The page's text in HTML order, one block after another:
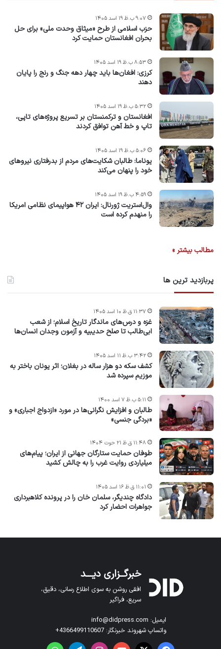
حزب اسلامی از طرح «میثاق وحدت ملی» برای حل
بحران افغانستان حمایت کرد
۹:۰۷ ب.ظ ۱۹ اسد ۱۴۰۵
کرزی: افغان‌ها باید چهار دهه جنگ و رنج را پایان
دهند
۸:۵۳ ب.ظ ۱۹ اسد ۱۴۰۵
افغانستان و ترکمنستان بر تسریع پروژه‌های تاپی،
تاپ و خط آهن توافق کردند
۵:۳۲ ب.ظ ۱۹ اسد ۱۴۰۵
یوناما: طالبان شکایت‌های مردم از بدرفتاری نیروهای
خود را پنهان می‌کند
۵:۰۶ ب.ظ ۱۹ اسد ۱۴۰۵
وال‌استریت ژورنال: ایران ۴۲ هواپیمای نظامی امریکا
را منهدم کرده است
۴:۵۹ ب.ظ ۱۹ اسد ۱۴۰۵
مطالب بیشتر »
پربازدید ترین ها
غزه و درس‌های ماندگار تاریخ اسلام؛ از شعب
ابی‌طالب تا صلح حدیبیه و آزمون وجدان انسان‌ها
۱۱:۳۷ ق.ظ ۱۰ اسد ۱۴۰۵
کشف سکه دو هزار ساله در بغلان؛ اثر یونان باختر به
موزیم سپرده شد
۳:۴۲ ب.ظ ۱۱ اسد ۱۴۰۵
طالبان و افزایش نگرانی‌ها در مورد «ازدواج اجباری» و
«بردگی جنسی»
۵:۱۱ ب.ظ ۷ اسد ۱۴۰۰
طوفان حمایت ستارگان جهانی از ایران؛ پیام‌های
میلیاردی روایت غرب را به چالش کشید
۱۱:۴۸ ق.ظ ۲۱ حوت ۱۴۰۴
دادگاه چندیگر، سلمان خان را در پرونده کلاهبرداری
جواهرات احضار کرد
۱۱:۰۱ ق.ظ ۱۶ اسد ۱۴۰۵
خبرگــزاری دیـــد
افقی روشن به سوی اطلاع رسانی، دقیق،
سریع، فراگیر
ایمیل: info@didpress.com
واتساپ شهروند خبرنگار: 4366499110607+